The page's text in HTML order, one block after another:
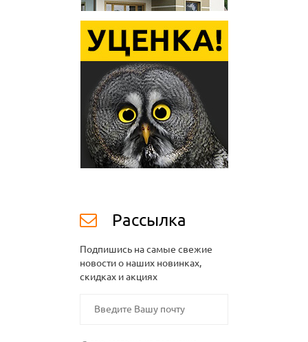
Рассылка
Подпишись на самые свежие
новости о наших новинках,
скидках и акциях